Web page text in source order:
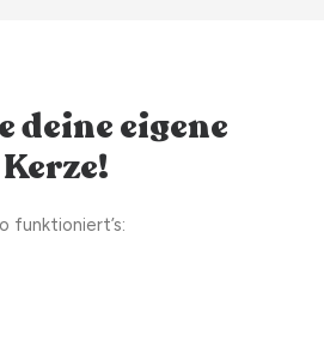
deine eigene
Kerze!
funktioniert’s: